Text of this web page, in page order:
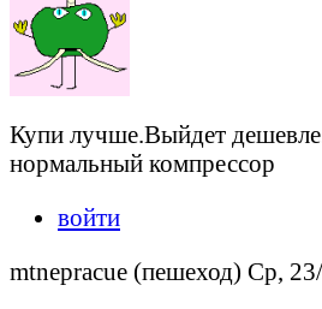
Купи лучше.Выйдет
нормальный компрессор
войти
mtnepracue (пешеход) Ср,